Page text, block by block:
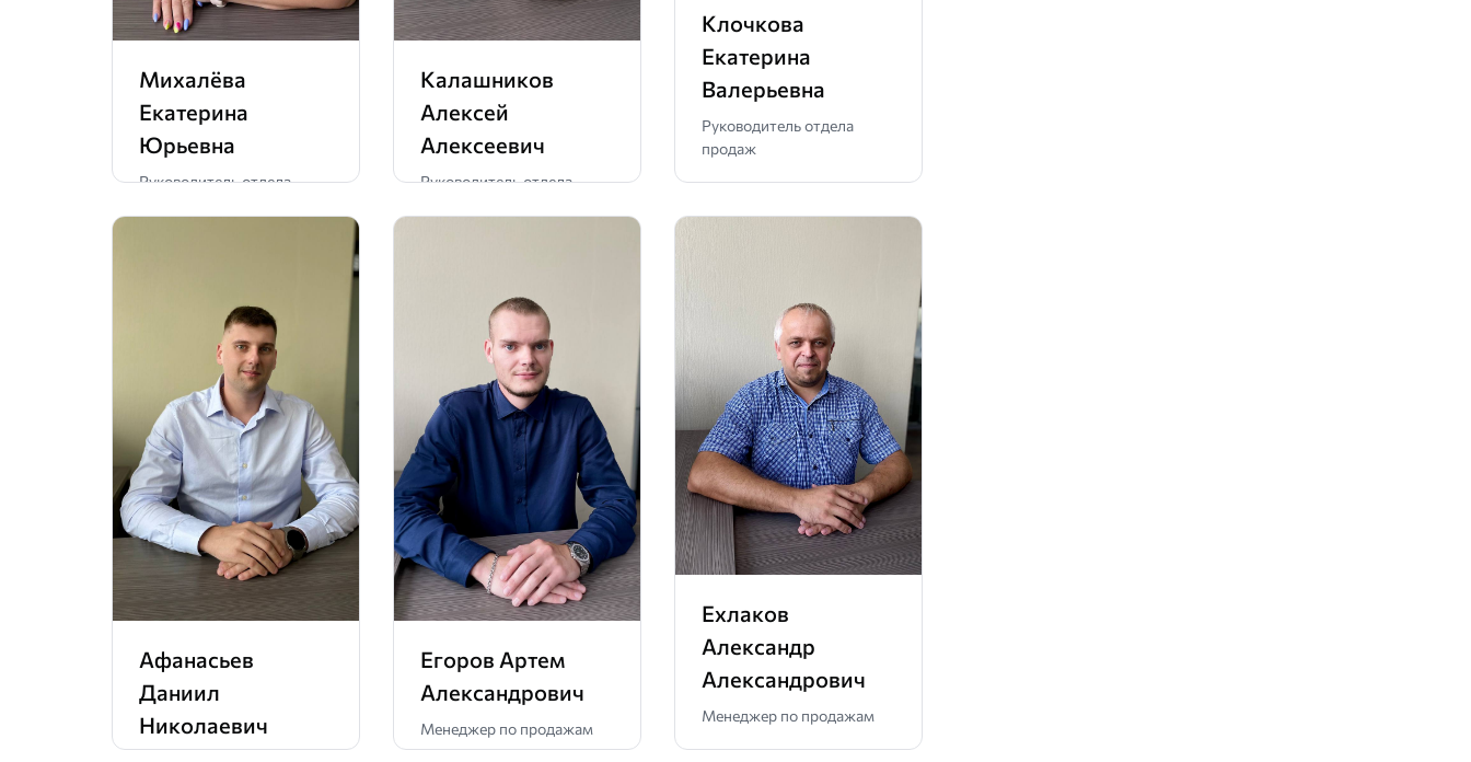
Михалёва
Екатерина
Юрьевна
Руководитель отдела
Калашников
Алексей
Алексеевич
Руководитель отдела
Клочкова
Екатерина
Валерьевна
Руководитель отдела
продаж
Афанасьев
Даниил
Николаевич
Егоров Артем
Александрович
Менеджер по продажам
Ехлаков
Александр
Александрович
Менеджер по продажам